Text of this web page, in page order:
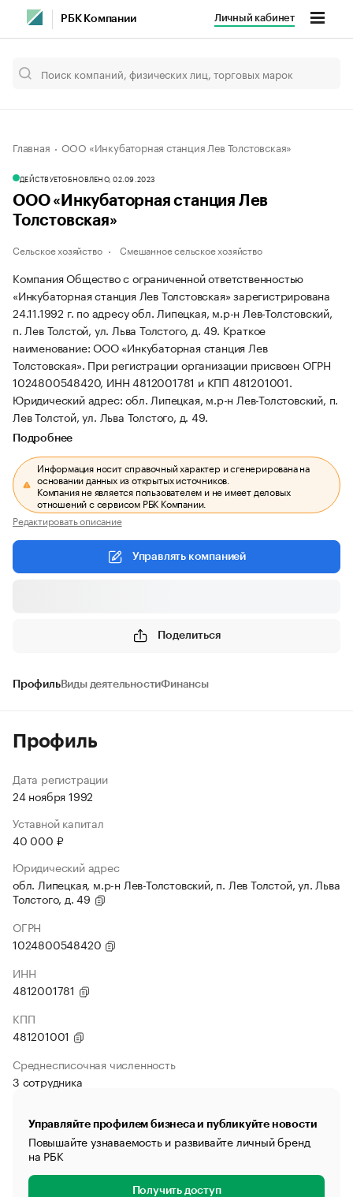
РБК Компании Личный кабинет
Главная ООО «Инкубаторная станция Лев Толстовская»
ДЕЙСТВУЕТОБНОВЛЕНО, 02.09.2023
ООО «Инкубаторная станция Лев
Толстовская»
Сельское хозяйство Смешанное сельское хозяйство
Компания Общество с ограниченной ответственностью
«Инкубаторная станция Лев Толстовская» зарегистрирована
24.11.1992 г. по адресу обл. Липецкая, м.р-н Лев-Толстовский,
п. Лев Толстой, ул. Льва Толстого, д. 49. Краткое
наименование: ООО «Инкубаторная станция Лев
Толстовская». При регистрации организации присвоен ОГРН
1024800548420, ИНН 4812001781 и КПП 481201001.
Юридический адрес: обл. Липецкая, м.р-н Лев-Толстовский, п.
Лев Толстой, ул. Льва Толстого, д. 49.
Подробнее
Информация носит справочный характер и сгенерирована на
основании данных из открытых источников.
Компания не является пользователем и не имеет деловых
отношений с сервисом РБК Компании.
Редактировать описание
Управлять компанией
Поделиться
ПрофильВиды деятельностиФинансы
Профиль
Дата регистрации
24 ноября 1992
Уставной капитал
40 000 ₽
Юридический адрес
обл. Липецкая, м.р-н Лев-Толстовский, п. Лев Толстой, ул. Льва
Толстого, д. 49
ОГРН
1024800548420
ИНН
4812001781
КПП
481201001
Среднесписочная численность
3 сотрудника
Управляйте профилем бизнеса и публикуйте новости
Повышайте узнаваемость и развивайте личный бренд
на РБК
Получить доступ